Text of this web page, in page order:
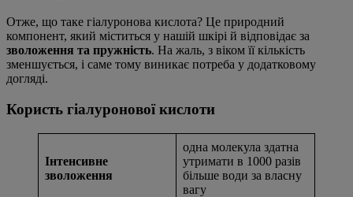
Отже, що таке гіалуронова кислота? Це природний
компонент, який міститься у нашій шкірі й відповідає за
зволоження та пружність. На жаль, з віком її кількість
зменшується, і саме тому виникає потреба у додатковому
догляді.
Користь гіалуронової кислоти
Інтенсивне
зволоження
одна молекула здатна
утримати в 1000 разів
більше води за власну
вагу